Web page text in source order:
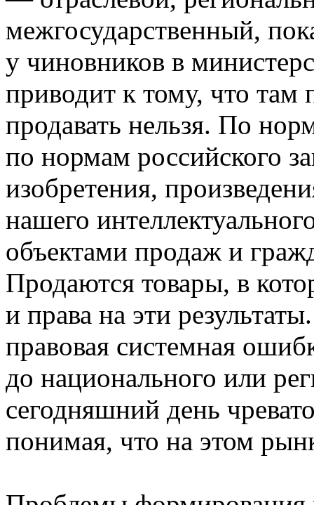
межгосударственный,
у чиновников в
приводит к тому, что там
продавать нельзя. По
по нормам российского
изобретения,
нашего
объектами продаж и
Продаются товары, в
и права на эти
правовая системная
до национального или
сегодняшний день
понимая, что на этом